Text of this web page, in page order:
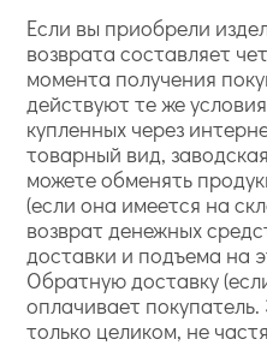
Если вы приобрели
возврата составляет
момента получения
действуют те же
купленных через
товарный вид,
можете обменять
(если она имеется на
возврат денежных
доставки и подъема на
Обратную доставку
оплачивает
только целиком, не